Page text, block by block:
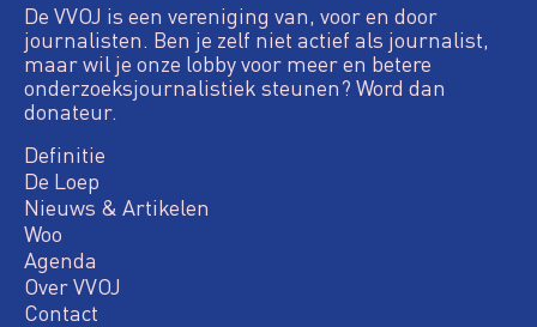
De VVOJ is een vereniging van, voor en door
journalisten. Ben je zelf niet actief als journalist,
maar wil je onze lobby voor meer en betere
onderzoeksjournalistiek steunen? Word dan
donateur.
Definitie
De Loep
Nieuws & Artikelen
Woo
Agenda
Over VVOJ
Contact